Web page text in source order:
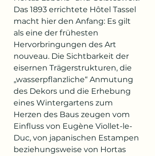
Das 1893 errichtete Hôtel Tassel
macht hier den Anfang: Es gilt
als eine der frühesten
Hervorbringungen des Art
nouveau. Die Sichtbarkeit der
eisernen Trägerstrukturen, die
„wasserpflanzliche“ Anmutung
des Dekors und die Erhebung
eines Wintergartens zum
Herzen des Baus zeugen vom
Einfluss von Eugène Viollet-le-
Duc, von japanischen Estampen
beziehungsweise von Hortas